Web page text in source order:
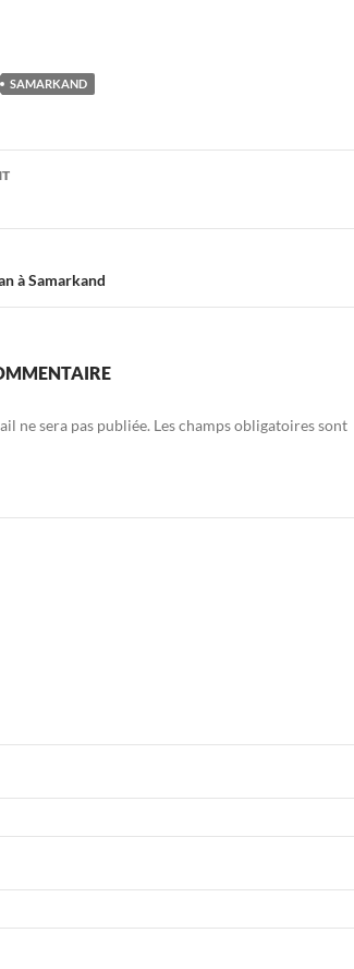
SAMARKAND
à Samarkand
ne sera pas publiée. Les champs obligatoires sont